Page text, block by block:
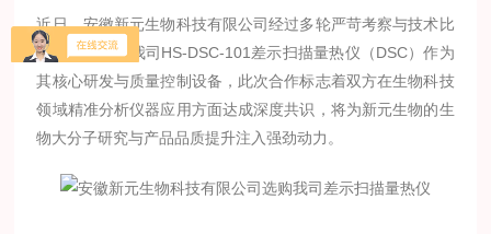
近日，安徽新元生物科技有限公司经过多轮严苛考察与技术比
对，正式选定我司HS-DSC-101差示扫描量热仪（DSC）作为
其核心研发与质量控制设备，此次合作标志着双方在生物科技
领域精准分析仪器应用方面达成深度共识，将为新元生物的生
物大分子研究与产品品质提升注入强劲动力。